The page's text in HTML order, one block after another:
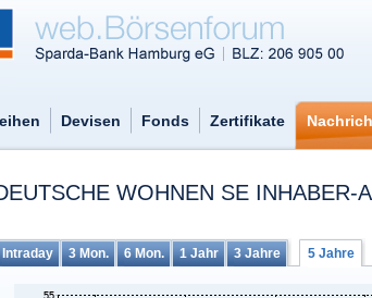
Devisen Fonds Zertifikate
WOHNEN SE INHABER-
Intraday 3 Mon. 6 Mon. 1 Jahr 3 Jahre 5 Jahre